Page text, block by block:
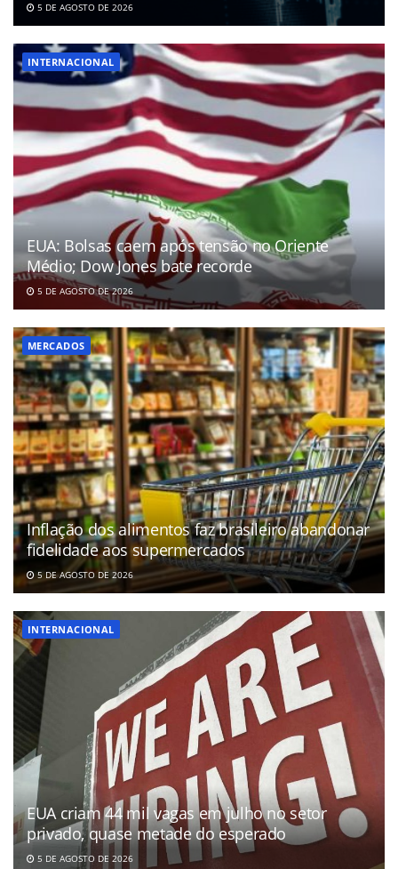
5 DE AGOSTO DE 2026
INTERNACIONAL
EUA: Bolsas caem após tensão no Oriente
Médio; Dow Jones bate recorde
5 DE AGOSTO DE 2026
MERCADOS
Inflação dos alimentos faz brasileiro abandonar
fidelidade aos supermercados
5 DE AGOSTO DE 2026
INTERNACIONAL
EUA criam 44 mil vagas em julho no setor
privado, quase metade do esperado
5 DE AGOSTO DE 2026